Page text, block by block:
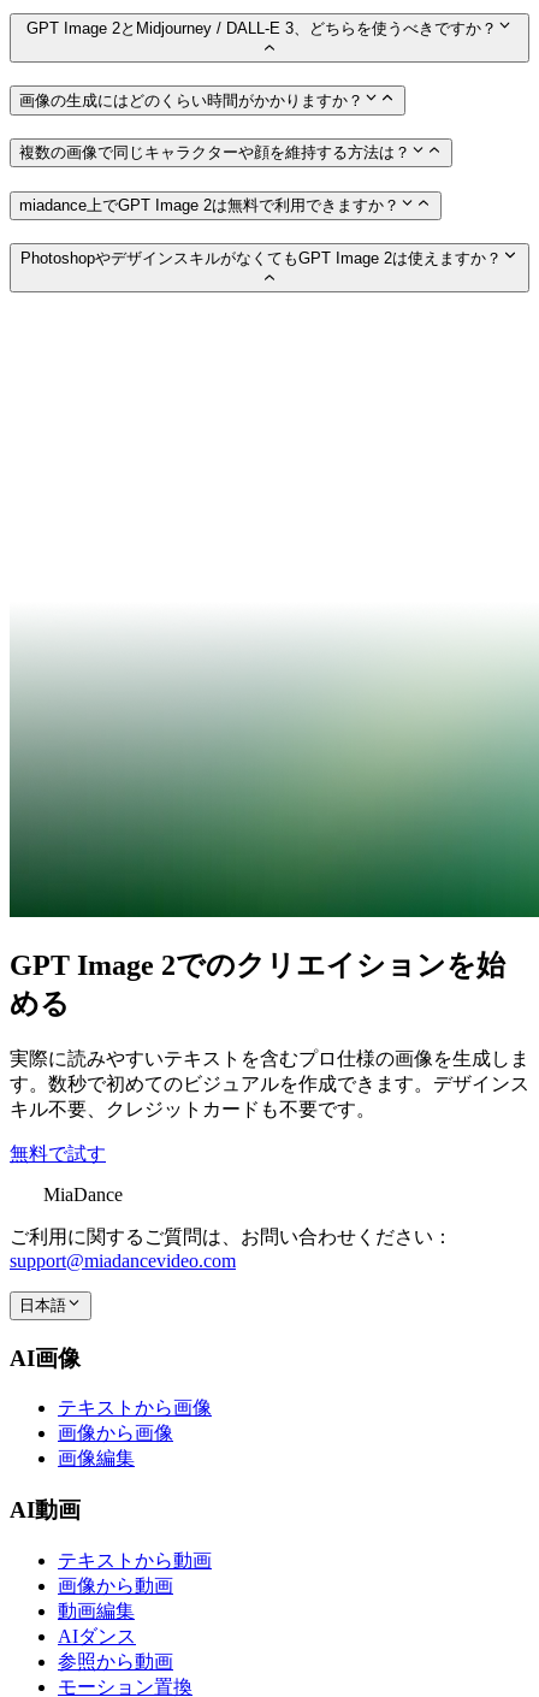
GPT Image 2とMidjourney / DALL-E 3、どちらを使うべきですか？
画像の生成にはどのくらい時間がかかりますか？
複数の画像で同じキャラクターや顔を維持する方法は？
miadance上でGPT Image 2は無料で利用できますか？
PhotoshopやデザインスキルがなくてもGPT Image 2は使えますか？
GPT Image 2でのクリエイションを始
める
実際に読みやすいテキストを含むプロ仕様の画像を生成しま
す。数秒で初めてのビジュアルを作成できます。デザインス
キル不要、クレジットカードも不要です。
無料で試す
MiaDance
ご利用に関するご質問は、お問い合わせください：
support@miadancevideo.com
日本語
AI画像
テキストから画像
画像から画像
画像編集
AI動画
テキストから動画
画像から動画
動画編集
AIダンス
参照から動画
モーション置換